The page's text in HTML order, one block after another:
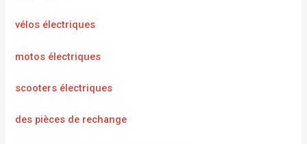
vélos électriques
motos électriques
scooters électriques
des pièces de rechange